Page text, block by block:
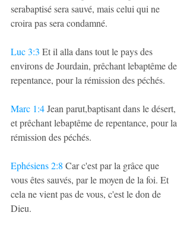
serabaptisé sera sauvé, mais celui qui ne
croira pas sera condamné.
Luc 3:3 Et il alla dans tout le pays des
environs de Jourdain, prêchant lebaptême de
repentance, pour la rémission des péchés.
Marc 1:4 Jean parut,baptisant dans le désert,
et prêchant lebaptême de repentance, pour la
rémission des péchés.
Ephésiens 2:8 Car c'est par la grâce que
vous êtes sauvés, par le moyen de la foi. Et
cela ne vient pas de vous, c'est le don de
Dieu.